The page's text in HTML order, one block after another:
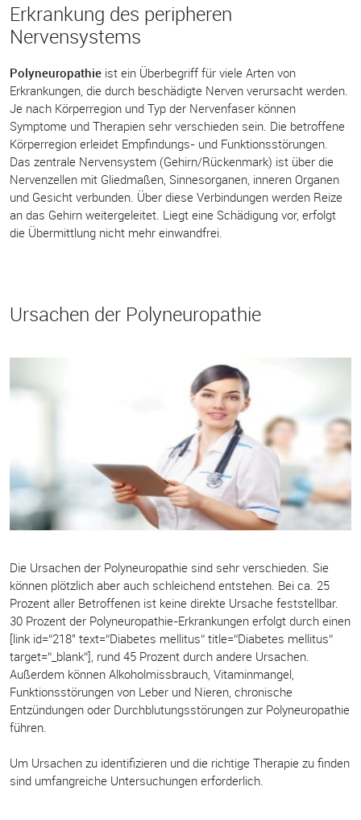
Erkrankung des peripheren
Nervensystems
Polyneuropathie ist ein Überbegriff für viele Arten von
Erkrankungen, die durch beschädigte Nerven verursacht werden.
Je nach Körperregion und Typ der Nervenfaser können
Symptome und Therapien sehr verschieden sein. Die betroffene
Körperregion erleidet Empfindungs- und Funktionsstörungen.
Das zentrale Nervensystem (Gehirn/Rückenmark) ist über die
Nervenzellen mit Gliedmaßen, Sinnesorganen, inneren Organen
und Gesicht verbunden. Über diese Verbindungen werden Reize
an das Gehirn weitergeleitet. Liegt eine Schädigung vor, erfolgt
die Übermittlung nicht mehr einwandfrei.
Ursachen der Polyneuropathie
Die Ursachen der Polyneuropathie sind sehr verschieden. Sie
können plötzlich aber auch schleichend entstehen. Bei ca. 25
Prozent aller Betroffenen ist keine direkte Ursache feststellbar.
30 Prozent der Polyneuropathie-Erkrankungen erfolgt durch einen
[link id=“218″ text=“Diabetes mellitus“ title=“Diabetes mellitus“
target=“_blank“], rund 45 Prozent durch andere Ursachen.
Außerdem können Alkoholmissbrauch, Vitaminmangel,
Funktionsstörungen von Leber und Nieren, chronische
Entzündungen oder Durchblutungsstörungen zur Polyneuropathie
führen.
Um Ursachen zu identifizieren und die richtige Therapie zu finden
sind umfangreiche Untersuchungen erforderlich.